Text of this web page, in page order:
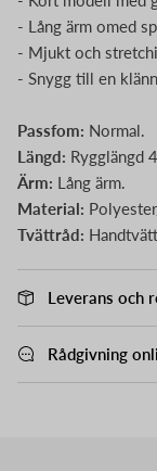
- Lång ärm omed
- Mjukt och
- Snygg till en
Passfom: Normal.
Längd: Rygglängd
Ärm: Lång ärm.
Material:
Tvättråd:
Leverans och
Rådgivning